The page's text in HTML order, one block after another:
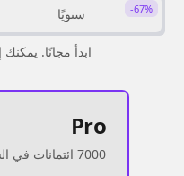
سنويًا -67%
ابدأ مجانًا.
Pro
7000 ائتمانات في الشهر